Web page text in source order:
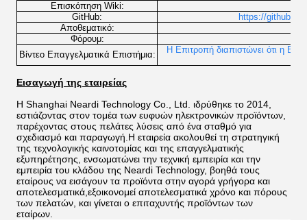
Επισκόπηση Wiki:
GitHub:
https://
Αποθεματικό:
Φόρουμ:
Βίντεο Επαγγελματικά Επιστήμια:
Η Επιτροπή διαπιστώνει ότι η
Εισαγωγή της εταιρείας
Η Shanghai Neardi Technology Co., Ltd. ιδρύθηκε το 2014,
εστιάζοντας στον τομέα των ευφυών ηλεκτρονικών προϊόντων,
παρέχοντας στους πελάτες λύσεις από ένα σταθμό για
σχεδιασμό και παραγωγή.Η εταιρεία ακολουθεί τη στρατηγική
της τεχνολογικής καινοτομίας και της επαγγελματικής
εξυπηρέτησης, ενσωματώνει την τεχνική εμπειρία και την
εμπειρία του κλάδου της Neardi Technology, βοηθά τους
εταίρους να εισάγουν τα προϊόντα στην αγορά γρήγορα και
αποτελεσματικά,εξοικονομεί αποτελεσματικά χρόνο και πόρους
των πελατών, και γίνεται ο επιταχυντής προϊόντων των
εταίρων.